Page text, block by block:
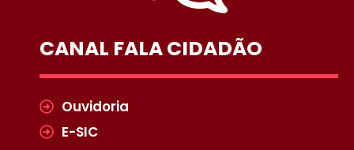
CANAL FALA CIDADÃO
Ouvidoria
E-SIC